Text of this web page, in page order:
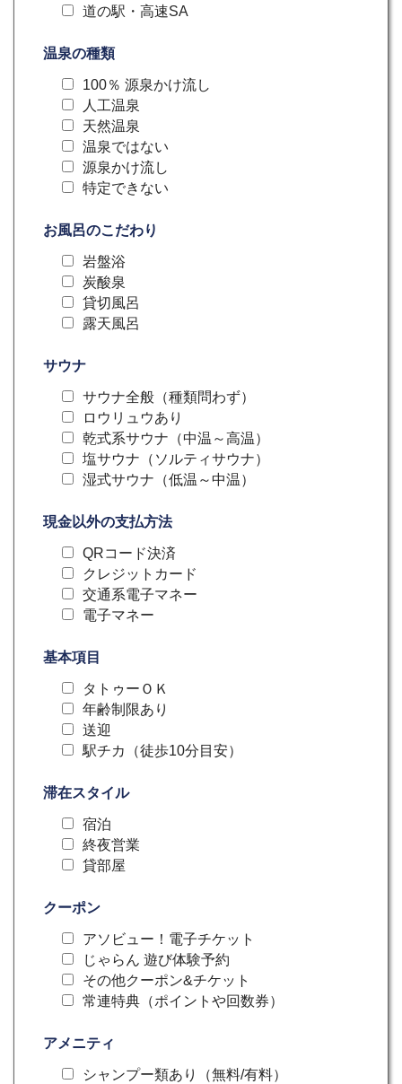
道の駅・高速SA
温泉の種類
100％ 源泉かけ流し
人工温泉
天然温泉
温泉ではない
源泉かけ流し
特定できない
お風呂のこだわり
岩盤浴
炭酸泉
貸切風呂
露天風呂
サウナ
サウナ全般（種類問わず）
ロウリュウあり
乾式系サウナ（中温～高温）
塩サウナ（ソルティサウナ）
湿式サウナ（低温～中温）
現金以外の支払方法
QRコード決済
クレジットカード
交通系電子マネー
電子マネー
基本項目
タトゥーＯＫ
年齢制限あり
送迎
駅チカ（徒歩10分目安）
滞在スタイル
宿泊
終夜営業
貸部屋
クーポン
アソビュー！電子チケット
じゃらん 遊び体験予約
その他クーポン&チケット
常連特典（ポイントや回数券）
アメニティ
シャンプー類あり（無料/有料）